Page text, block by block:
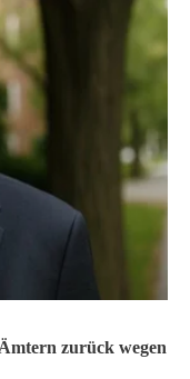
zurück wegen